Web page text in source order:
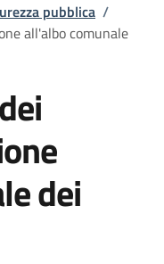
pubblica /
all'albo comunale
dei